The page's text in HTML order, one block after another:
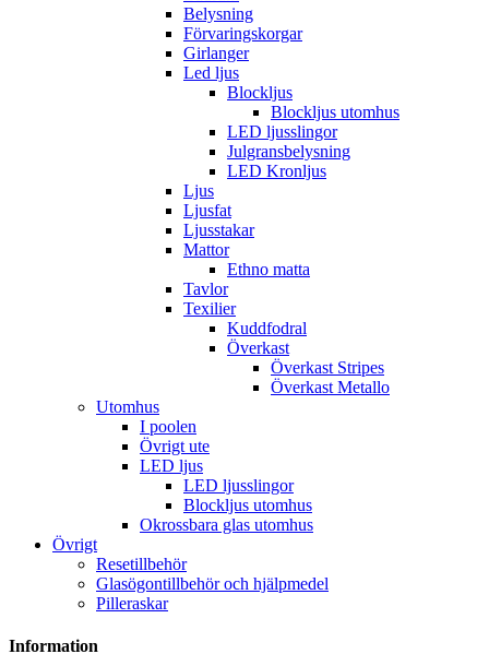
Belysning
Förvaringskorgar
Girlanger
Led ljus
Blockljus
Blockljus utomhus
LED ljusslingor
Julgransbelysning
LED Kronljus
Ljus
Ljusfat
Ljusstakar
Mattor
Ethno matta
Tavlor
Texilier
Kuddfodral
Överkast
Överkast Stripes
Överkast Metallo
Utomhus
I poolen
Övrigt ute
LED ljus
LED ljusslingor
Blockljus utomhus
Okrossbara glas utomhus
Övrigt
Resetillbehör
Glasögontillbehör och hjälpmedel
Pilleraskar
Information